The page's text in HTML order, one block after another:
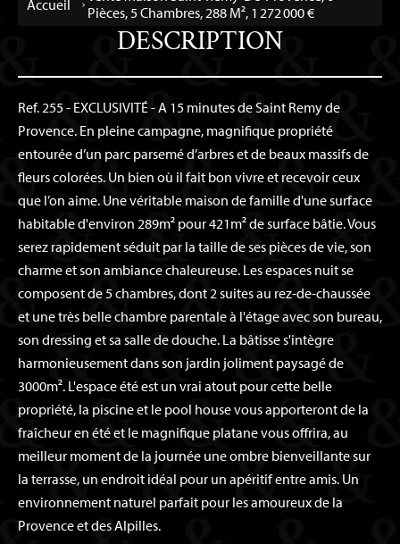
Accueil
Pièces, 5 Chambres, 288 M², 1 272 000 €
DESCRIPTION
Ref. 255 - EXCLUSIVITÉ - A 15 minutes de Saint Remy de
Provence. En pleine campagne, magnifique propriété
entourée d’un parc parsemé d’arbres et de beaux massifs de
fleurs colorées. Un bien où il fait bon vivre et recevoir ceux
que l’on aime. Une véritable maison de famille d'une surface
habitable d'environ 289m² pour 421m² de surface bâtie. Vous
serez rapidement séduit par la taille de ses pièces de vie, son
charme et son ambiance chaleureuse. Les espaces nuit se
composent de 5 chambres, dont 2 suites au rez-de-chaussée
et une très belle chambre parentale à l'étage avec son bureau,
son dressing et sa salle de douche. La bâtisse s'intègre
harmonieusement dans son jardin joliment paysagé de
3000m². L'espace été est un vrai atout pour cette belle
propriété, la piscine et le pool house vous apporteront de la
fraîcheur en été et le magnifique platane vous offrira, au
meilleur moment de la journée une ombre bienveillante sur
la terrasse, un endroit idéal pour un apéritif entre amis. Un
environnement naturel parfait pour les amoureux de la
Provence et des Alpilles.